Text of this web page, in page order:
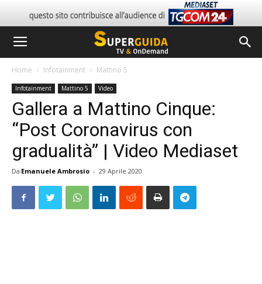
Home Infotainment Mattino 5
Infotainment Mattino 5 Video
Gallera a Mattino Cinque:
“Post Coronavirus con
gradualità” | Video Mediaset
Da Emanuele Ambrosio - 29 Aprile 2020